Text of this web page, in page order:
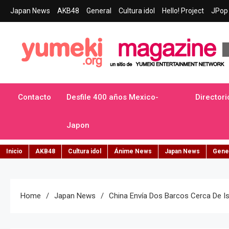
Skip
to
Japan News AKB48 General Cultura idol Hello! Project JPop
Yumeki Magazine
Contacto Desfile 400 años Mexico-
Japon
Inicio AKB48 Cultura idol Ánime News Japan News
Home Japan News China Envía Dos Barcos Cerca De